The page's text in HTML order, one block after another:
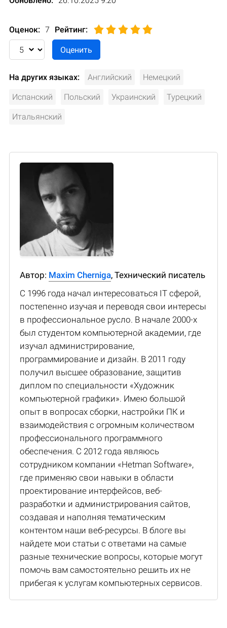
Оценок: 7 Рейтинг:
На других языках: Английский Немецкий
Испанский Польский Украинский Турецкий
Итальянский
Автор: Maxim Cherniga, Технический писатель
С 1996 года начал интересоваться IT сферой,
постепенно изучая и переводя свои интересы
в профессиональное русло. В начале 2000-х
был студентом компьютерной академии, где
изучал администрирование,
программирование и дизайн. В 2011 году
получил высшее образование, защитив
диплом по специальности «Художник
компьютерной графики». Имею большой
опыт в вопросах сборки, настройки ПК и
взаимодействия с огромным количеством
профессионального программного
обеспечения. С 2012 года являюсь
сотрудником компании «Hetman Software»,
где применяю свои навыки в области
проектирование интерфейсов, веб-
разработки и администрирования сайтов,
создавая и наполняя тематическим
контентом наши веб-ресурсы. В блоге вы
найдете мои статьи с ответами на самые
разные технические вопросы, которые могут
помочь вам самостоятельно решить их не
прибегая к услугам компьютерных сервисов.